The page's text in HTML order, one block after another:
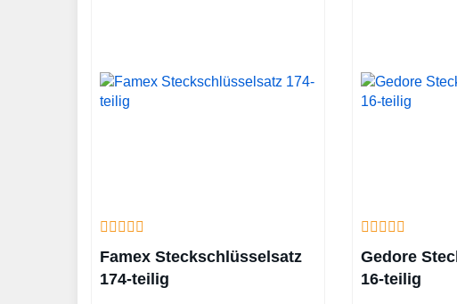
Famex Steckschlüsselsatz
174-teilig
Gedore
16-teilig